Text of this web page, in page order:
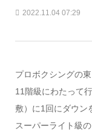
2022.11.04 07:29
プロボクシングの
11階級にわたって
敷）に1回にダウン
スーパーライト級